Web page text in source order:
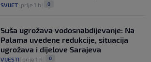
SVIJET prije 1 h 0
Suša ugrožava vodosnabdijevanje: Na
Palama uvedene redukcije, situacija
ugrožava i dijelove Sarajeva
VIJESTI prije 1 h 0